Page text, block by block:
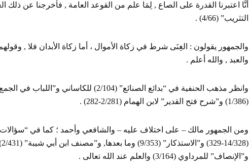
أنَّا اعتبرنا القدرة على الصاع , لِمَا علم من القوعد العامة , فأخرجنا عن ذلك
التثريب” (4/66) .
والجمهور يقولون : الغِنَى شرط في زكاة الأموال ، أما زكاة الأبدان فلا ,
والعبد , والله أعلم .
وانظر مذهب الحنفية في “بدائع الصنائع” (2/104)
(1/386) و”شرح فتح القدير” لابن الهمام (2/281-282) .
و”الإنصاف” للمرداوي (3/164) والعلم عند الله تعالى .